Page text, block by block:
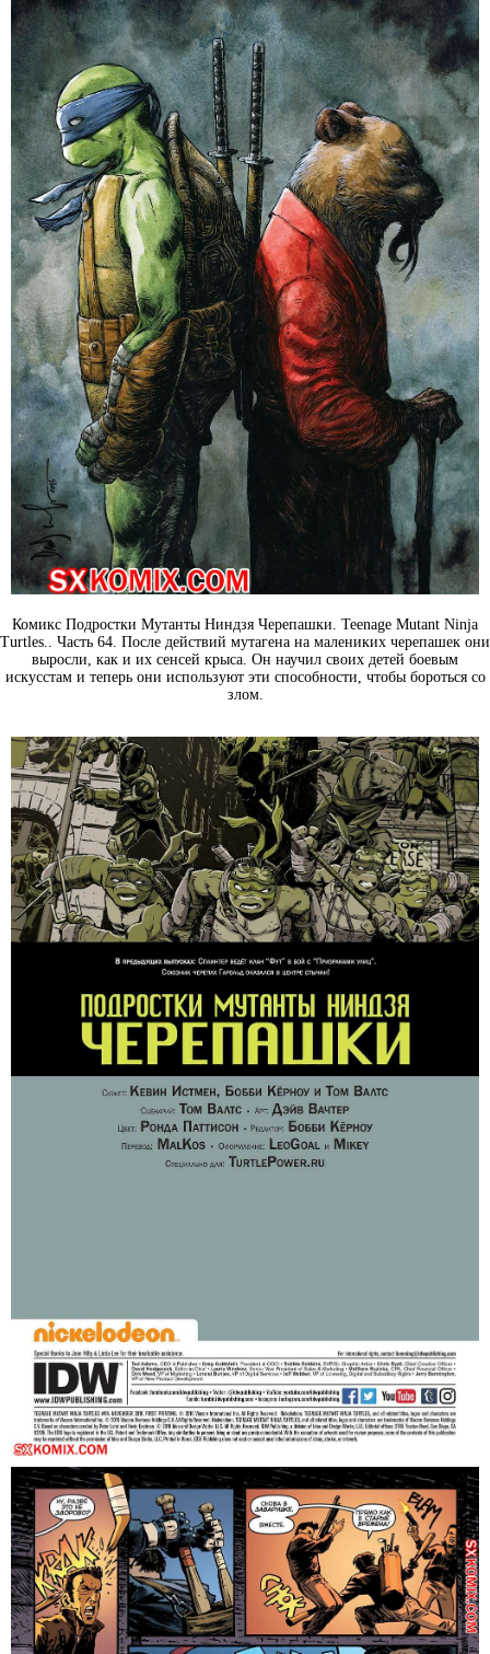
Комикс Подростки Мутанты Ниндзя Черепашки. Teenage Mutant Ninja
Turtles.. Часть 64. После действий мутагена на малениких черепашек они
выросли, как и их сенсей крыса. Он научил своих детей боевым
искусстам и теперь они используют эти способности, чтобы бороться со
злом.